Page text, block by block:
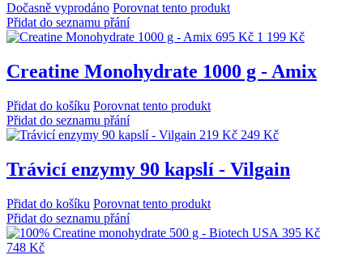
Dočasně vyprodáno Porovnat tento produkt
Přidat do seznamu přání
695 Kč 1 199 Kč
Creatine Monohydrate 1000 g - Amix
Přidat do košíku Porovnat tento produkt
Přidat do seznamu přání
219 Kč 249 Kč
Trávicí enzymy 90 kapslí - Vilgain
Přidat do košíku Porovnat tento produkt
Přidat do seznamu přání
395 Kč
748 Kč